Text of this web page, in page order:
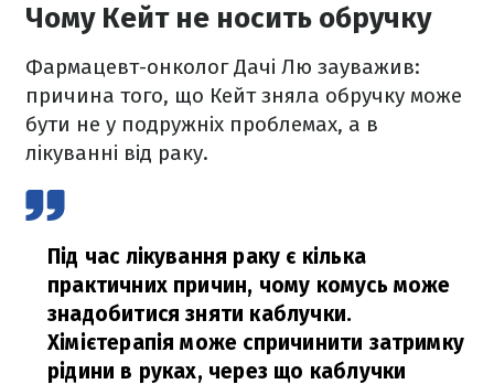
Чому Кейт не носить обручку
Фармацевт-онколог Дачі Лю зауважив:
причина того, що Кейт зняла обручку може
бути не у подружніх проблемах, а в
лікуванні від раку.
Під час лікування раку є кілька
практичних причин, чому комусь може
знадобитися зняти каблучки.
Хімієтерапія може спричинити затримку
рідини в руках, через що каблучки